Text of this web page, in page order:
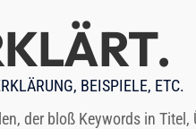
BEISPIELE, ETC.
der bloß Keywords in